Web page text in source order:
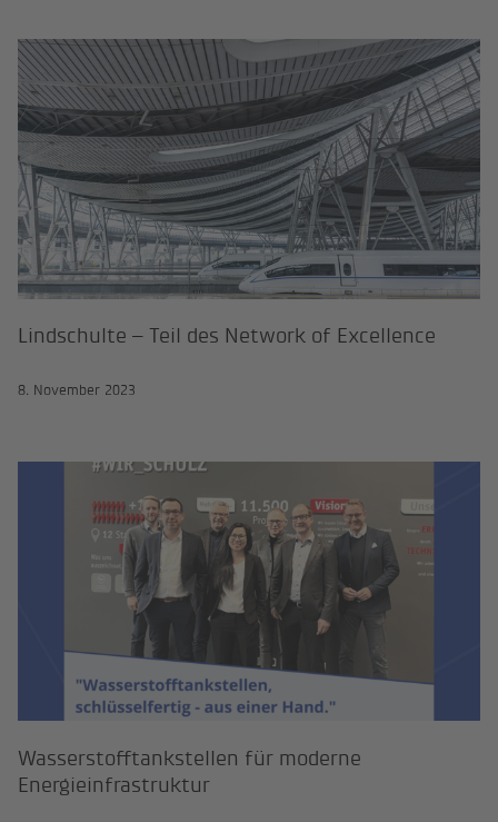
Lindschulte – Teil des Network of
Lindschulte – Teil des Network of Excellence
8. November 2023
Wasserstofftankstellen für
Wasserstofftankstellen für moderne
Energieinfrastruktur